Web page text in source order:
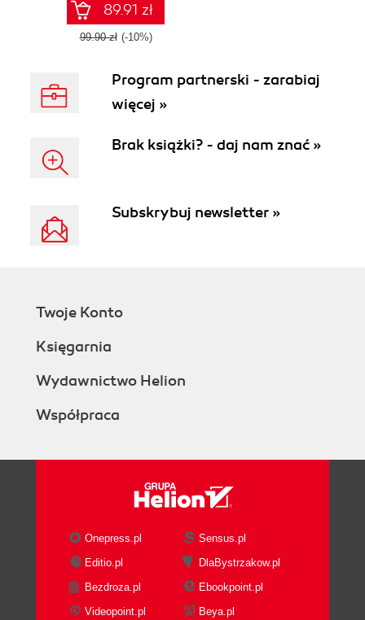
89.91 zł
99.90 zł (-10%)
Program partnerski - zarabiaj
więcej »
Brak książki? - daj nam znać »
Subskrybuj newsletter »
Twoje Konto
Księgarnia
Wydawnictwo Helion
Współpraca
Onepress.pl
Sensus.pl
Editio.pl
DlaBystrzakow.pl
Bezdroza.pl
Ebookpoint.pl
Videopoint.pl
Beya.pl